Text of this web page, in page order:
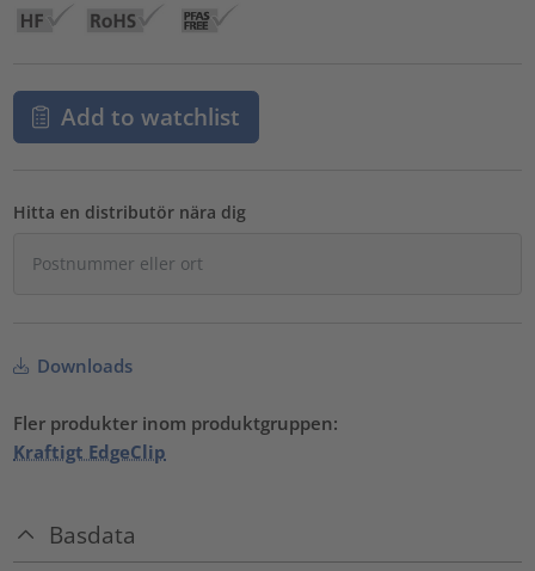
Add to watchlist
Hitta en distributör nära dig
Downloads
Fler produkter inom produktgruppen:
Kraftigt EdgeClip
Basdata